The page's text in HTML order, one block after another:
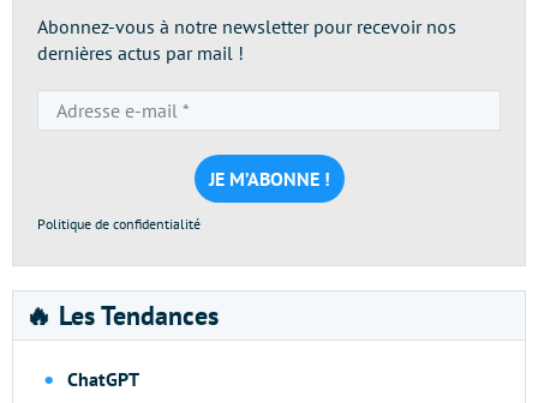
Abonnez-vous à notre newsletter pour recevoir nos
dernières actus par mail !
e-
mail
*
Politique de confidentialité
🔥 Les Tendances
ChatGPT